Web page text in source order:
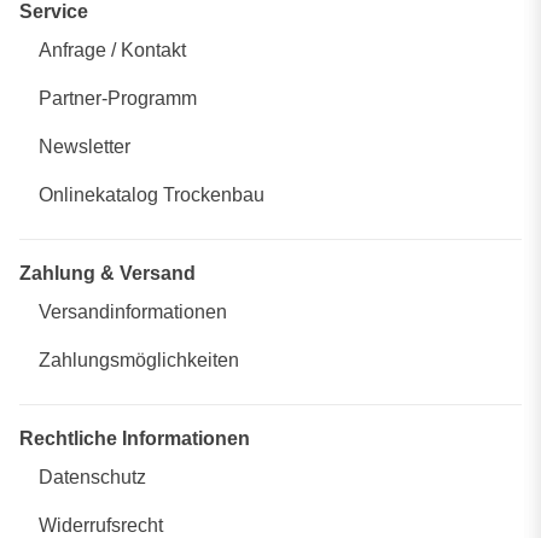
Service
Anfrage / Kontakt
Partner-Programm
Newsletter
Onlinekatalog Trockenbau
Zahlung & Versand
Versandinformationen
Zahlungsmöglichkeiten
Rechtliche Informationen
Datenschutz
Widerrufsrecht